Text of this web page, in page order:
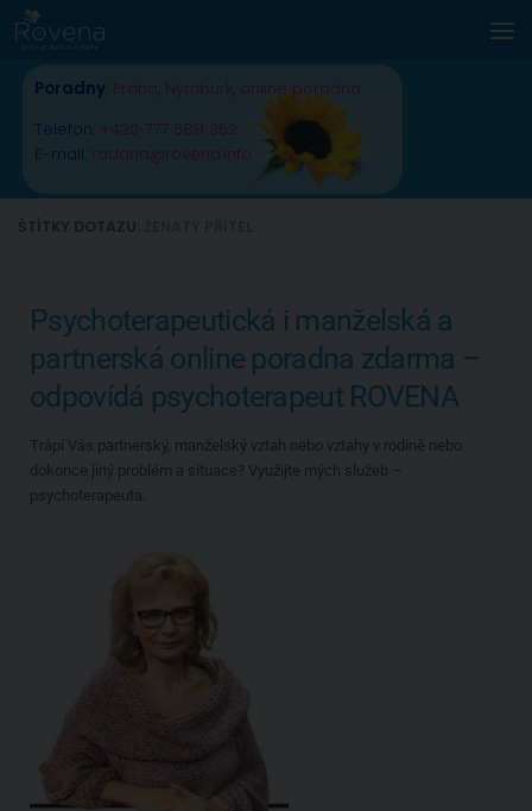
Skip to content
Poradny Praha Nymburk online poradna
Telefon: +420 777 588 352
E-mail: radana@rovena.info
Psychoterapeutická i manželská a
partnerská online poradna zdarma –
odpovídá psychoterapeut ROVENA
Trápí Vás partnerský, manželský vztah nebo vztahy v rodině nebo
dokonce jiný problém a situace? Využijte mých služeb –
psychoterapeuta.